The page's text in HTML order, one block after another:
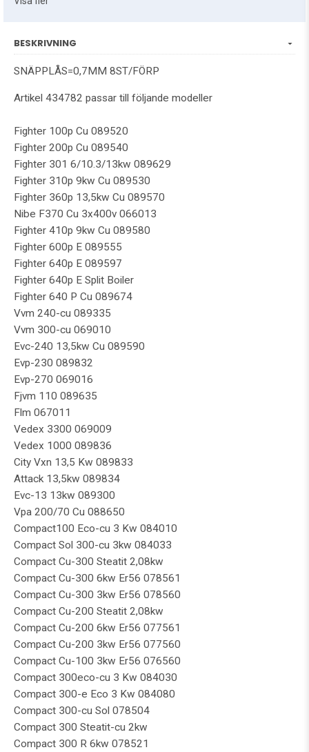
BESKRIVNING
SNÄPPLÅS=0,7MM 8ST/FÖRP
Artikel 434782 passar till följande modeller
Fighter 100p Cu 089520
Fighter 200p Cu 089540
Fighter 301 6/10.3/13kw 089629
Fighter 310p 9kw Cu 089530
Fighter 360p 13,5kw Cu 089570
Nibe F370 Cu 3x400v 066013
Fighter 410p 9kw Cu 089580
Fighter 600p E 089555
Fighter 640p E 089597
Fighter 640p E Split Boiler
Fighter 640 P Cu 089674
Vvm 240-cu 089335
Vvm 300-cu 069010
Evc-240 13,5kw Cu 089590
Evp-230 089832
Evp-270 069016
Fjvm 110 089635
Flm 067011
Vedex 3300 069009
Vedex 1000 089836
City Vxn 13,5 Kw 089833
Attack 13,5kw 089834
Evc-13 13kw 089300
Vpa 200/70 Cu 088650
Compact100 Eco-cu 3 Kw 084010
Compact Sol 300-cu 3kw 084033
Compact Cu-300 Steatit 2,08kw
Compact Cu-300 6kw Er56 078561
Compact Cu-300 3kw Er56 078560
Compact Cu-200 Steatit 2,08kw
Compact Cu-200 6kw Er56 077561
Compact Cu-200 3kw Er56 077560
Compact Cu-100 3kw Er56 076560
Compact 300eco-cu 3 Kw 084030
Compact 300-e Eco 3 Kw 084080
Compact 300-cu Sol 078504
Compact 300 Steatit-cu 2kw
Compact 300 R 6kw 078521